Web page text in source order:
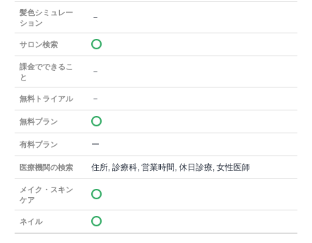
髪色シミュレー
ション
－
サロン検索
課金でできるこ
と
－
無料トライアル －
無料プラン
有料プラン ー
医療機関の検索 住所, 診療科, 営業時間, 休日診療, 女性医師
メイク・スキン
ケア
ネイル